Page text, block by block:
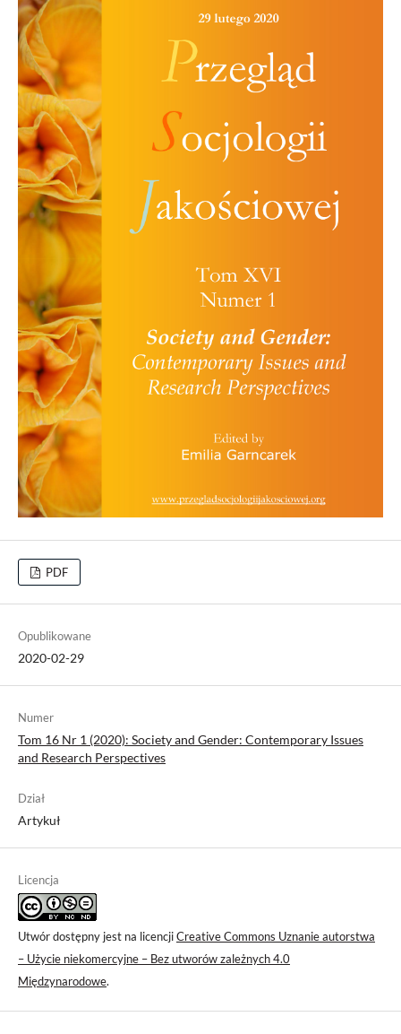
PDF
Opublikowane
2020-02-29
Numer
Tom 16 Nr 1 (2020): Society and Gender: Contemporary Issues
and Research Perspectives
Dział
Artykuł
Licencja
Utwór dostępny jest na licencjiCreative Commons Uznanie autorstwa
– Użycie niekomercyjne – Bez utworów zależnych 4.0
Międzynarodowe.